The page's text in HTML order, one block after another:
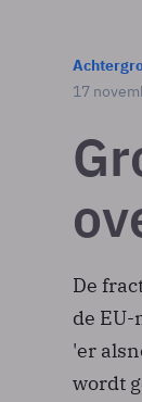
17
De
de
'er
wordt